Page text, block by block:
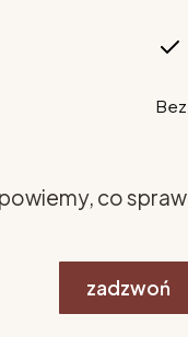
co
zadzwoń